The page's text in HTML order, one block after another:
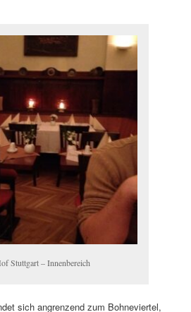
Stuttgart – Innenbereich
sich angrenzend zum Bohneviertel,